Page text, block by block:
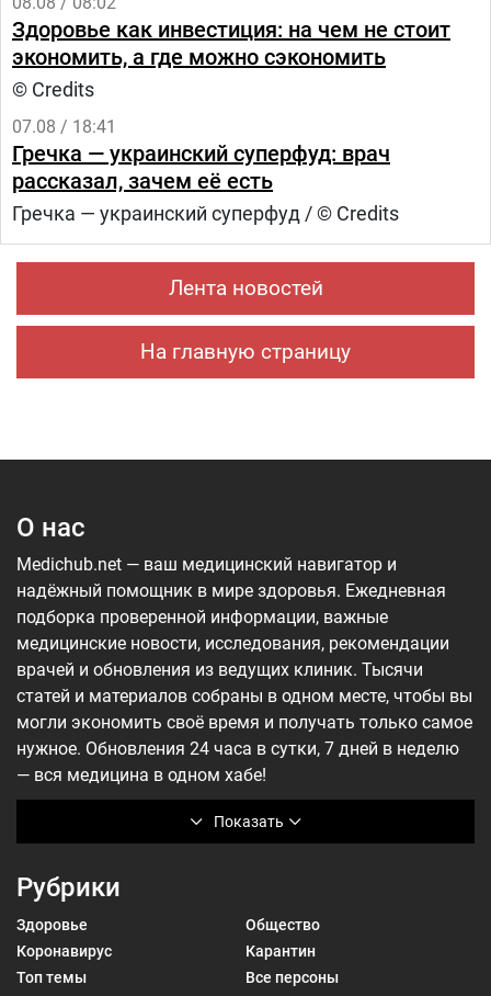
Здоровье как инвестиция: на чем не стоит
экономить, а где можно сэкономить
© Credits
07.08 / 18:41
Гречка — украинский суперфуд: врач
рассказал, зачем её есть
Гречка — украинский суперфуд / © Credits
Лента новостей
На главную страницу
О нас
Показать
Medichub.net — ваш медицинский навигатор и
надёжный помощник в мире здоровья. Ежедневная
подборка проверенной информации, важные
медицинские новости, исследования, рекомендации
врачей и обновления из ведущих клиник. Тысячи
статей и материалов собраны в одном месте, чтобы вы
могли экономить своё время и получать только самое
нужное. Обновления 24 часа в сутки, 7 дней в неделю
— вся медицина в одном хабе!
Рубрики
Здоровье
Общество
Коронавирус
Карантин
Топ темы
Все персоны